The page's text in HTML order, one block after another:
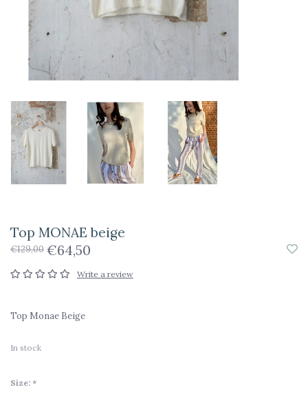
Top MONAE beige
€129,00 €64,50
Write a review
Top Monae Beige
In stock
Size: *